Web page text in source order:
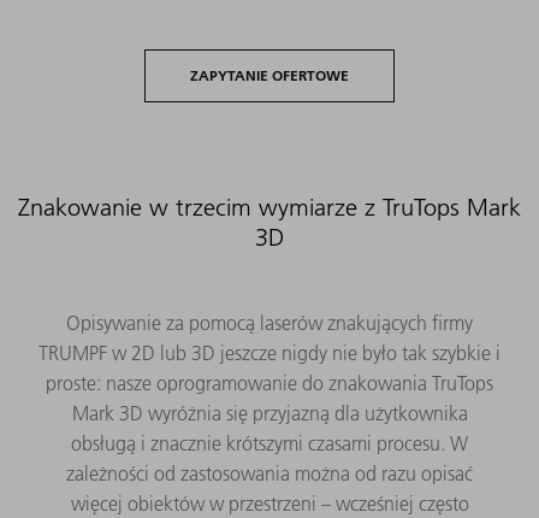
ZAPYTANIE OFERTOWE
Znakowanie w trzecim wymiarze z TruTops Mark
3D
Opisywanie za pomocą laserów znakujących firmy
TRUMPF w 2D lub 3D jeszcze nigdy nie było tak szybkie i
proste: nasze oprogramowanie do znakowania TruTops
Mark 3D wyróżnia się przyjazną dla użytkownika
obsługą i znacznie krótszymi czasami procesu. W
zależności od zastosowania można od razu opisać
więcej obiektów w przestrzeni – wcześniej często